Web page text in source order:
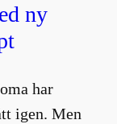
ny
har
igen. Men